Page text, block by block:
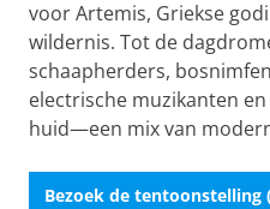
voor Artemis, Griekse
wildernis. Tot de
schaapherders,
electrische muzikanten
huid—een mix van
Bezoek de tentoonstelling